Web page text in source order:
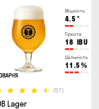
Міцність
4.5 °
Гіркота
18 IBU
Щільність
11.5 %
(57)
Lager